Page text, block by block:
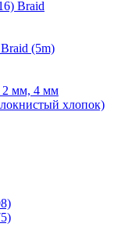
Braid
(5m)
2 мм, 4 мм
хлопок)